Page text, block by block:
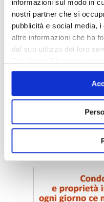
informazioni sul modo in
nostri partner che si
pubblicità e social media,
altre informazioni che ha
dal suo utilizzo dei loro
solo i cookie necessari.
〉 Notizie e